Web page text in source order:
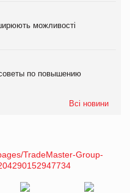
можливості
по повышению
Всі новини